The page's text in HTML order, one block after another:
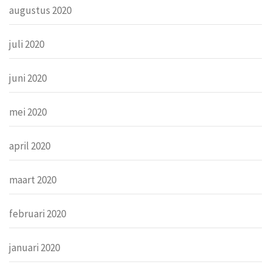
augustus 2020
juli 2020
juni 2020
mei 2020
april 2020
maart 2020
februari 2020
januari 2020